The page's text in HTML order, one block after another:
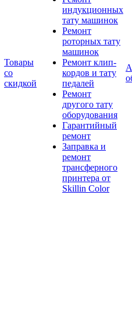
Товары
со
скидкой
индукционных
тату машинок
Ремонт
роторных тату
машинок
Ремонт клип-
кордов и тату
педалей
Ремонт
другого тату
оборудования
Гарантийный
ремонт
Заправка и
ремонт
трансферного
принтера от
Skillin Color